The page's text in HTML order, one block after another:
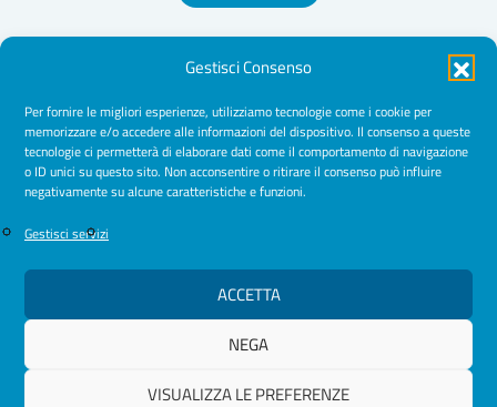
Gestisci Consenso
Per fornire le migliori esperienze, utilizziamo tecnologie come i cookie per
memorizzare e/o accedere alle informazioni del dispositivo. Il consenso a queste
tecnologie ci permetterà di elaborare dati come il comportamento di navigazione
o ID unici su questo sito. Non acconsentire o ritirare il consenso può influire
negativamente su alcune caratteristiche e funzioni.
Gestisci servizi
ACCETTA
NEGA
VISUALIZZA LE PREFERENZE
© 2026 Ordine Psicologhe e Psicologi Puglia
Amministrazione Trasparente
Normative
Cookie Policy
Privacy Policy